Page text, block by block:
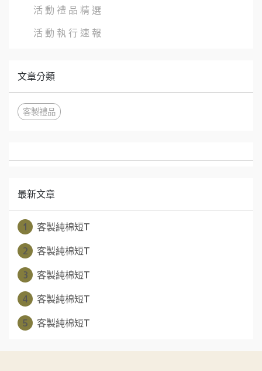
活 動 禮 品 精 選
活 動 執 行 速 報
文章分類
客製禮品
最新文章
1
客製純棉短T
2
客製純棉短T
3
客製純棉短T
4
客製純棉短T
5
客製純棉短T